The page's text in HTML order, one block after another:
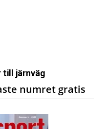
till järnväg
numret gratis